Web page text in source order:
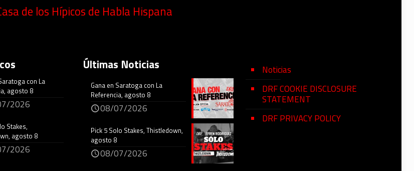
de los Hípicos de Habla Hispana
con La
agosto 8
2026
Stakes,
agosto 8
2026
Últimas Noticias
Gana en Saratoga con La
Referencia, agosto 8
08/07/2026
Pick 5 Solo Stakes, Thistledown,
agosto 8
08/07/2026
Noticias
DRF COOKIE DISCLOSURE
STATEMENT
DRF PRIVACY POLICY